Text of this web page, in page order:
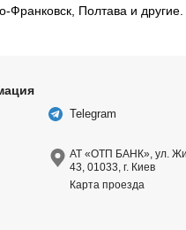
Полтава и другие.
Telegram
АТ «ОТП БАНК», ул.
43, 01033, г. Киев
Карта проезда